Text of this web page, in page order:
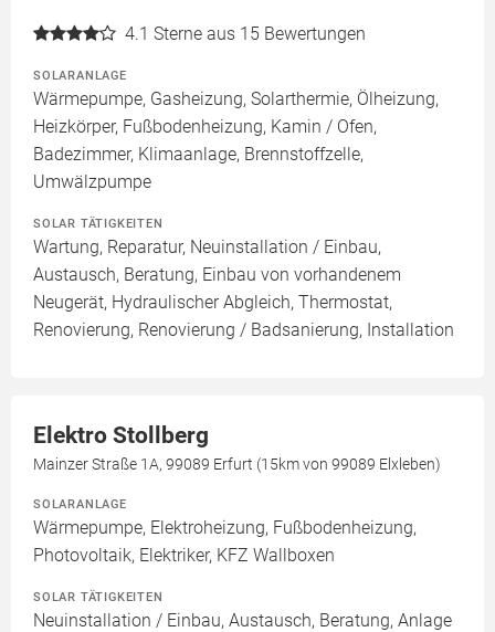
4.1 Sterne aus 15 Bewertungen
SOLARANLAGE
Wärmepumpe, Gasheizung, Solarthermie, Ölheizung,
Heizkörper, Fußbodenheizung, Kamin / Ofen,
Badezimmer, Klimaanlage, Brennstoffzelle,
Umwälzpumpe
SOLAR TÄTIGKEITEN
Wartung, Reparatur, Neuinstallation / Einbau,
Austausch, Beratung, Einbau von vorhandenem
Neugerät, Hydraulischer Abgleich, Thermostat,
Renovierung, Renovierung / Badsanierung, Installation
Elektro Stollberg
Mainzer Straße 1A, 99089 Erfurt (15km von 99089 Elxleben)
SOLARANLAGE
Wärmepumpe, Elektroheizung, Fußbodenheizung,
Photovoltaik, Elektriker, KFZ Wallboxen
SOLAR TÄTIGKEITEN
Neuinstallation / Einbau, Austausch, Beratung, Anlage